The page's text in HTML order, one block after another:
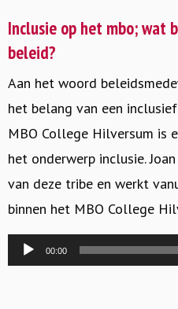
Inclusie op het mbo; wat
beleid?
Aan het woord
het belang van een
MBO College Hilversum is
het onderwerp inclusie.
van deze tribe en werkt
binnen het MBO College
Audiospeler
00:00